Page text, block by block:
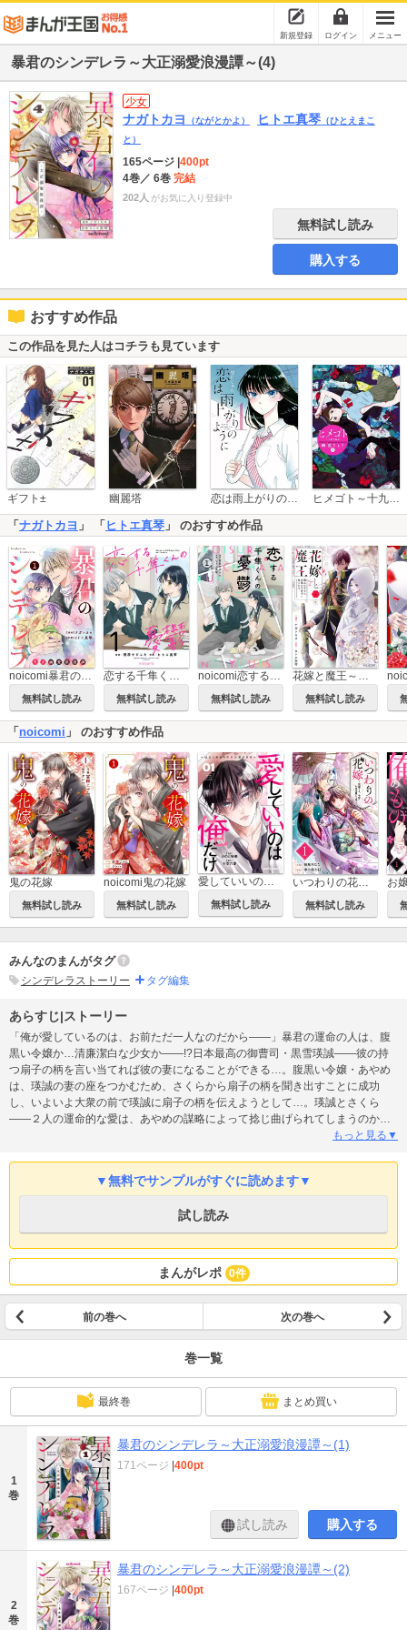
新規登録 ログイン メニュー
暴君のシンデレラ～大正溺愛浪漫譚～(4)
少女
ナガトカヨ （ながとかよ） ヒトエ真琴 （ひとえまこ
と）
165ページ 400pt
4巻／ 6巻 完結
202人 がお気に入り登録中
無料試し読み
購入する
おすすめ作品
この作品を見た人はコチラも見ています
ギフト± 幽麗塔 恋は雨上がりのように ヒメゴト～十九歳の制服～
「 ナガトカヨ 」 「 ヒトエ真琴 」 のおすすめ作品
noicomi暴君のシンデレラ～大正溺愛浪漫譚～
無料試し読み
恋する千隼くんの憂鬱
無料試し読み
noicomi恋する千隼くんの憂鬱
無料試し読み
花嫁と魔王～穢れた少女は帝都の守護者に娶られる～
無料試し読み
「 noicomi 」 のおすすめ作品
鬼の花嫁
無料試し読み
noicomi鬼の花嫁
無料試し読み
愛していいのは俺だけ～幼なじみからの愛が深すぎる～
無料試し読み 無料試し読み
みんなのまんがタグ
シンデレラストーリー タグ編集
あらすじ|ストーリー
「俺が愛しているのは、お前ただ一人なのだから――」暴君の運命の人は、腹
黒い令嬢か…清廉潔白な少女か――!?日本最高の御曹司・黒雪瑛誠――彼の持
つ扇子の柄を言い当てれば彼の妻になることができる…。腹黒い令嬢・あやめ
は、瑛誠の妻の座をつかむため、さくらから扇子の柄を聞き出すことに成功
し、いよいよ大衆の前で瑛誠に扇子の柄を伝えようとして…。瑛誠とさくら
――２人の運命的な愛は、あやめの謀略によって捻じ曲げられてしまうのか…
それとも――!?腹黒令嬢との妻の座をめぐる戦いもいよいよクライマックス！
ク誌noicomi vol.122、124、126、128、130に収録されています。重複購入に
もっと見る▼
▼無料でサンプルがすぐに読めます▼
試し読み
まんがレポ 0件
前の巻へ 次の巻へ
巻一覧
最終巻 まとめ買い
1
巻
暴君のシンデレラ～大正溺愛浪漫譚～(1)
171ページ |400pt
試し読み 購入する
2
巻
暴君のシンデレラ～大正溺愛浪漫譚～(2)
167ページ |400pt